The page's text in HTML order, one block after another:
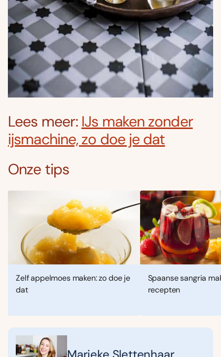
Lees meer: IJs maken zonder
ijsmachine, zo doe je dat
Onze tips
Zelf appelmoes maken: zo doe je
dat
Spaanse sangria
recepten